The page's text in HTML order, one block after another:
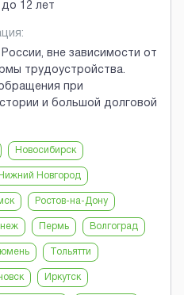
12 лет
вне зависимости от
трудоустройства.
при
и большой долговой
Новосибирск
Нижний Новгород
Ростов-на-Дону
Пермь Волгоград
Тольятти
Иркутск